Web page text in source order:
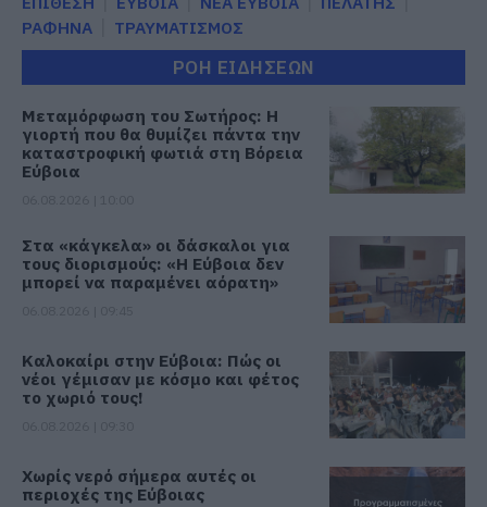
ΡΑΦΗΝΑ
ΤΡΑΥΜΑΤΙΣΜΟΣ
ΡΟΗ ΕΙΔΗΣΕΩΝ
Μεταμόρφωση του Σωτήρος: Η
γιορτή που θα θυμίζει πάντα την
καταστροφική φωτιά στη Βόρεια
Εύβοια
Στα «κάγκελα» οι δάσκαλοι για
τους διορισμούς: «Η Εύβοια δεν
μπορεί να παραμένει αόρατη»
Καλοκαίρι στην Εύβοια: Πώς οι
νέοι γέμισαν με κόσμο και φέτος
το χωριό τους!
Χωρίς νερό σήμερα αυτές οι
περιοχές της Εύβοιας